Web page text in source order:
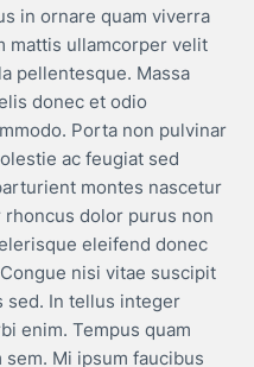
in ornare quam viverra
mattis ullamcorper velit
pellentesque. Massa
donec et odio
Porta non pulvinar
ac feugiat sed
montes nascetur
dolor purus non
eleifend donec
nisi vitae suscipit
sed. In tellus integer
enim. Tempus quam
Mi ipsum faucibus